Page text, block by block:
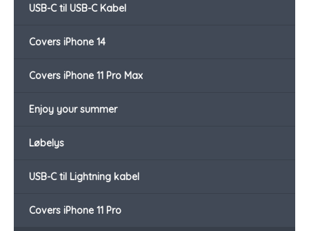
USB-C til USB-C Kabel
Covers iPhone 14
Covers iPhone 11 Pro Max
Enjoy your summer
Løbelys
USB-C til Lightning kabel
Covers iPhone 11 Pro